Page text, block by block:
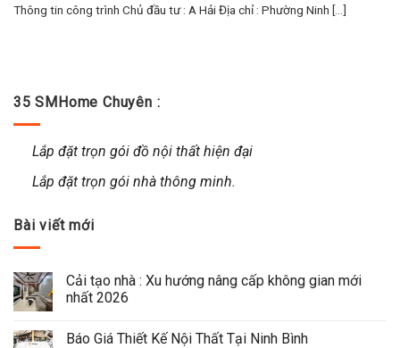
Thông tin công trình Chủ đầu tư : A Hải Địa chỉ : Phường Ninh [...]
35 SMHome Chuyên :
Lắp đặt trọn gói đồ nội thất hiện đại
Lắp đặt trọn gói nhà thông minh.
Bài viết mới
Cải tạo nhà : Xu hướng nâng cấp không gian mới
nhất 2026
Báo Giá Thiết Kế Nội Thất Tại Ninh Bình